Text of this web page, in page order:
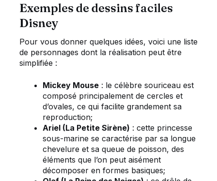
Exemples de dessins faciles
Disney
Pour vous donner quelques idées, voici une liste
de personnages dont la réalisation peut être
simplifiée :
Mickey Mouse : le célèbre souriceau est
composé principalement de cercles et
d’ovales, ce qui facilite grandement sa
reproduction;
Ariel (La Petite Sirène) : cette princesse
sous-marine se caractérise par sa longue
chevelure et sa queue de poisson, des
éléments que l’on peut aisément
décomposer en formes basiques;